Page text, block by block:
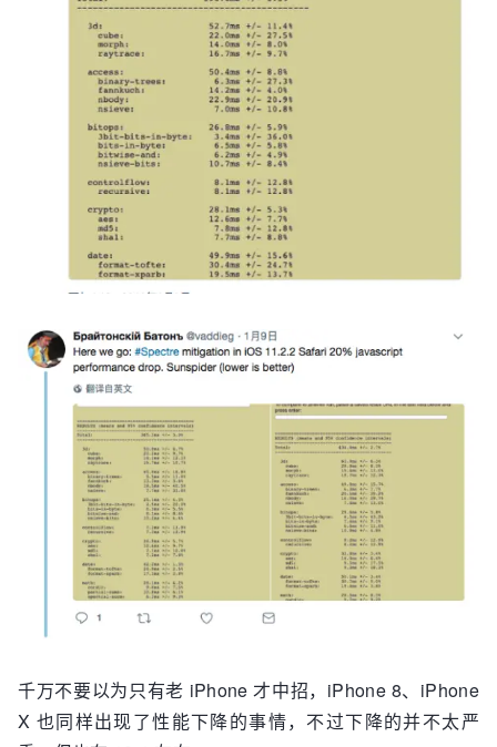
千万不要以为只有老 iPhone 才中招，iPhone 8、iPhone
X 也同样出现了性能下降的事情，不过下降的并不太严